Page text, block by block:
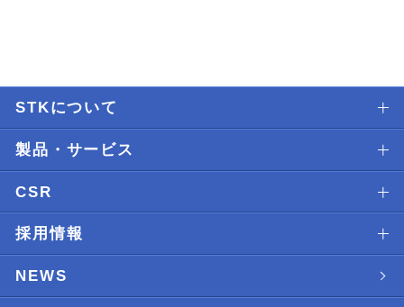
STKについて
製品・サービス
CSR
採用情報
NEWS